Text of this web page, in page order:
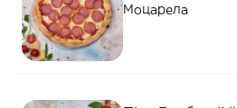
Моцарела